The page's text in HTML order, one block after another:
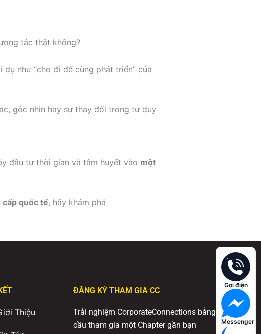
tác thật không?
như “cho đi để cùng phát triển” của
góc nhìn hay sự thay đổi trong tư duy
đầu tư thời gian và tâm huyết vào một
quốc tế, hãy khám phá
Thiệu
ĐĂNG KÝ THAM GIA CC
Trải nghiệm CorporateConnections bằng cách yêu
cầu tham gia một Chapter gần bạn
Gọi điện
Messenger